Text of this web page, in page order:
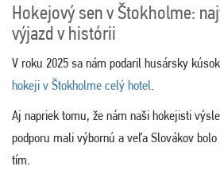
Hokejový sen v Štokholme:
výjazd v histórii
V roku 2025 sa nám podaril husársky
hokeji v Štokholme celý hotel
Aj napriek tomu, že nám naši hokejisti
podporu mali výbornú a veľa Slovákov
tím.